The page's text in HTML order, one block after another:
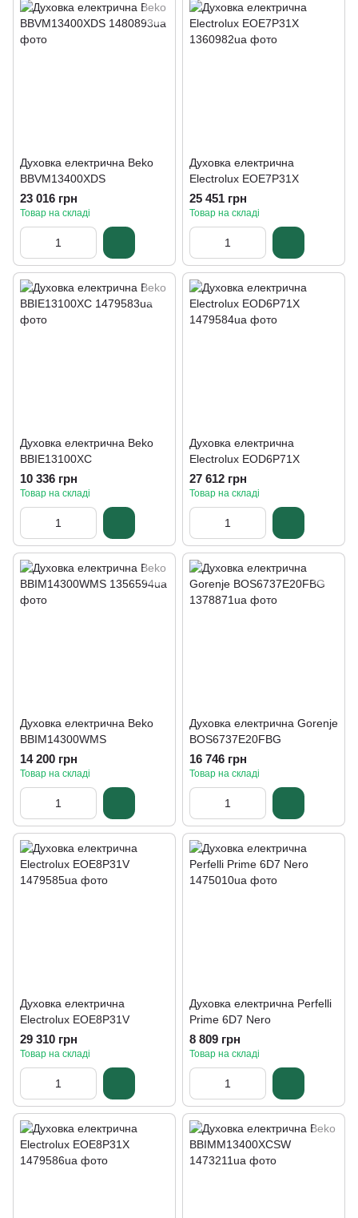
Духовка електрична Beko
BBVM13400XDS
23 016 грн
Товар на складі
Духовка електрична
Electrolux EOE7P31X
25 451 грн
Товар на складі
Духовка електрична Beko
BBIE13100XC
10 336 грн
Товар на складі
Духовка електрична
Electrolux EOD6P71X
27 612 грн
Товар на складі
Духовка електрична Beko
BBIM14300WMS
14 200 грн
Товар на складі
Духовка електрична Gorenje
BOS6737E20FBG
16 746 грн
Товар на складі
Духовка електрична
Electrolux EOE8P31V
29 310 грн
Товар на складі
Духовка електрична Perfelli
Prime 6D7 Nero
8 809 грн
Товар на складі